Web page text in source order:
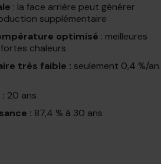
: la face arrière peut générer
supplémentaire
optimisé : meilleures
chaleurs
très faible : seulement 0,4 %/an
20 ans
: 87,4 % à 30 ans